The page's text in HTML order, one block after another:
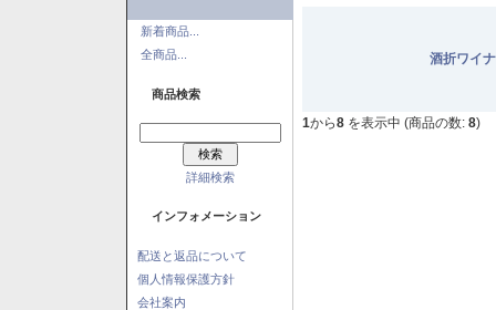
新着商品...
全商品...
商品検索
詳細検索
インフォメーション
配送と返品について
個人情報保護方針
会社案内
酒折ワイ
1から8 を表示中 (商品の数: 8)